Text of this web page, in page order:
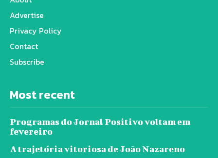
Advertise
Privacy Policy
Contact
Subscribe
Most recent
Programas do Jornal Positivo voltam em
fevereiro
A trajetória vitoriosa de João Nazareno